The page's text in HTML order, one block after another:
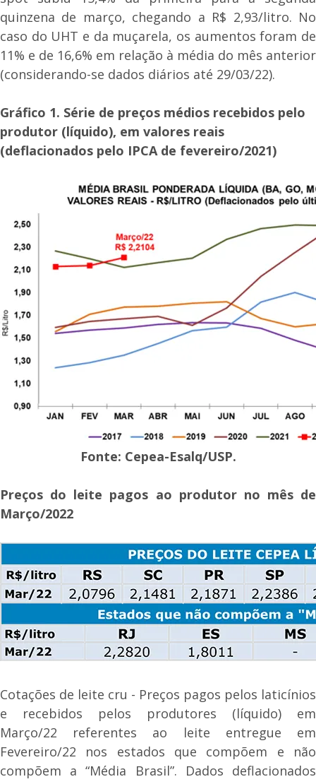
quinzena de março, chegando a R$ 2,93/litro. No
caso do UHT e da muçarela, os aumentos foram de
11% e de 16,6% em relação à média do mês anterior
(considerando-se dados diários até 29/03/22).
Gráfico 1. Série de preços médios recebidos pelo
produtor (líquido), em valores reais
(deflacionados pelo IPCA de fevereiro/2021)
Fonte: Cepea-Esalq/USP.
Preços do leite pagos ao produtor no mês de
Março/2022
Cotações de leite cru - Preços pagos pelos laticínios
e recebidos pelos produtores (líquido) em
Março/22 referentes ao leite entregue em
Fevereiro/22 nos estados que compõem e não
compõem a “Média Brasil”. Dados deflacionados